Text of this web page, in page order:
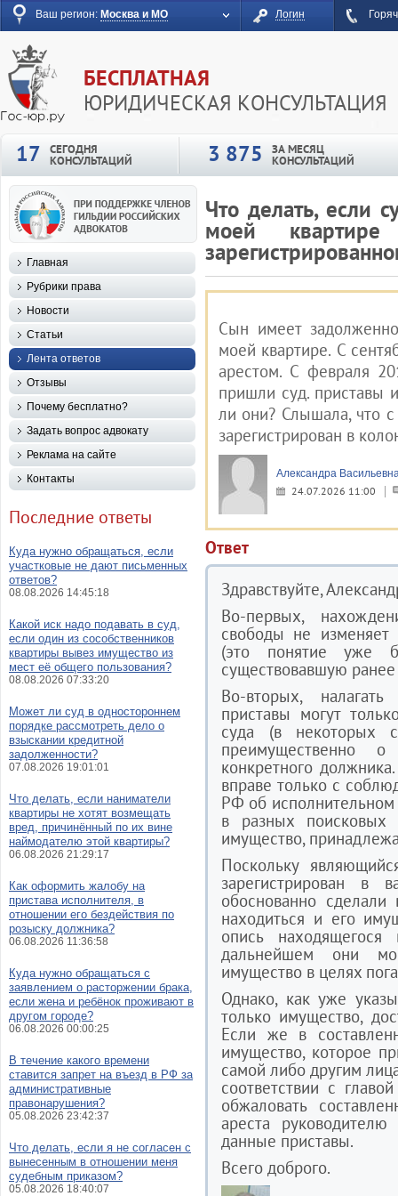
Ваш регион: Москва и МО Логин
БЕСПЛАТНАЯ
ЮРИДИЧЕСКАЯ КОНСУЛЬТАЦИЯ
17
СЕГОДНЯ
КОНСУЛЬТАЦИЙ 3 875 ЗА МЕСЯЦ
КОНСУЛЬТАЦИЙ
Что делать, если
моей
Сын имеет
моей квартире. С
арестом. С февраля
пришли суд. приставы
ли они? Слышала, что
зарегистрирован в
Александра
24.07.2026 11:00
Ответ
Здравствуйте,
Во-первых,
свободы не изменяет
(это понятие уже
существовавшую ранее
Во-вторых,
приставы могут
суда (в некоторых
преимущественно
конкретного
вправе только с
РФ об исполнительном
в разных поисковых
имущество,
Поскольку
зарегистрирован в
обоснованно
находиться и его
опись
дальнейшем они
имущество в целях
Однако, как уже
только имущество,
Если же в
имущество, которое
самой либо другим
соответствии с
обжаловать
ареста
данные приставы.
Всего доброго.
Главная
Рубрики права
Новости
Статьи
Лента ответов
Отзывы
Почему бесплатно?
Задать вопрос адвокату
Реклама на сайте
Контакты
Последние ответы
Куда нужно обращаться, если
участковые не дают письменных
ответов?
08.08.2026 14:45:18
Какой иск надо подавать в суд,
если один из сособственников
квартиры вывез имущество из
мест её общего пользования?
08.08.2026 07:33:20
Может ли суд в одностороннем
порядке рассмотреть дело о
взыскании кредитной
задолженности?
07.08.2026 19:01:01
Что делать, если наниматели
квартиры не хотят возмещать
вред, причинённый по их вине
наймодателю этой квартиры?
06.08.2026 21:29:17
Как оформить жалобу на
пристава исполнителя, в
отношении его бездействия по
розыску должника?
06.08.2026 11:36:58
Куда нужно обращаться с
заявлением о расторжении брака,
если жена и ребёнок проживают в
другом городе?
06.08.2026 00:00:25
В течение какого времени
ставится запрет на въезд в РФ за
административные
правонарушения?
05.08.2026 23:42:37
Что делать, если я не согласен с
вынесенным в отношении меня
судебным приказом?
05.08.2026 18:40:07